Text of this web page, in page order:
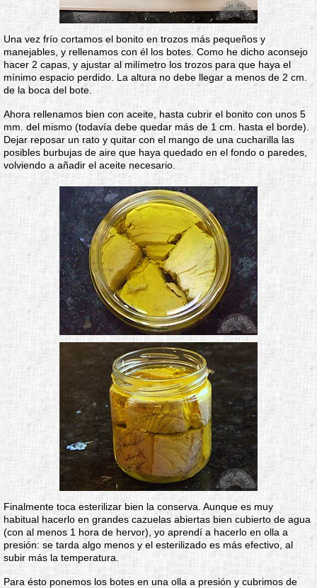
Una vez frío cortamos el bonito en trozos más pequeños y
manejables, y rellenamos con él los botes. Como he dicho aconsejo
hacer 2 capas, y ajustar al milímetro los trozos para que haya el
mínimo espacio perdido. La altura no debe llegar a menos de 2 cm.
de la boca del bote.
Ahora rellenamos bien con aceite, hasta cubrir el bonito con unos 5
mm. del mismo (todavía debe quedar más de 1 cm. hasta el borde).
Dejar reposar un rato y quitar con el mango de una cucharilla las
posibles burbujas de aire que haya quedado en el fondo o paredes,
volviendo a añadir el aceite necesario.
Finalmente toca esterilizar bien la conserva. Aunque es muy
habitual hacerlo en grandes cazuelas abiertas bien cubierto de agua
(con al menos 1 hora de hervor), yo aprendí a hacerlo en olla a
presión: se tarda algo menos y el esterilizado es más efectivo, al
subir más la temperatura.
Para ésto ponemos los botes en una olla a presión y cubrimos de